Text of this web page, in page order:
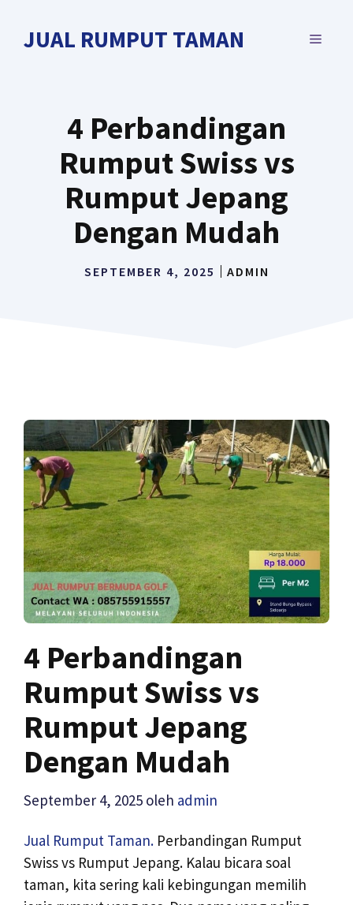
JUAL RUMPUT TAMAN MENU
4 Perbandingan
Rumput Swiss vs
Rumput Jepang
Dengan Mudah
SEPTEMBER 4, 2025 ADMIN
4 Perbandingan
Rumput Swiss vs
Rumput Jepang
Dengan Mudah
September 4, 2025 oleh admin
Jual Rumput Taman. Perbandingan Rumput
Swiss vs Rumput Jepang. Kalau bicara soal
taman, kita sering kali kebingungan memilih